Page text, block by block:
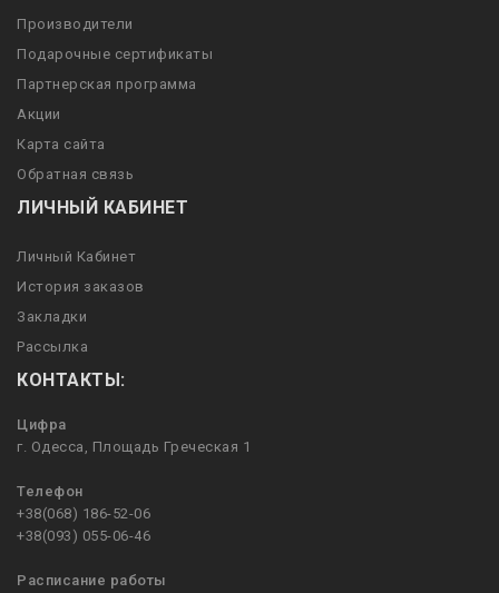
Производители
Подарочные сертификаты
Партнерская программа
Акции
Карта сайта
Обратная связь
ЛИЧНЫЙ КАБИНЕТ
Личный Кабинет
История заказов
Закладки
Рассылка
КОНТАКТЫ:
Цифра
г. Одесса, Площадь Греческая 1
Телефон
+38(068) 186-52-06
+38(093) 055-06-46
Расписание работы